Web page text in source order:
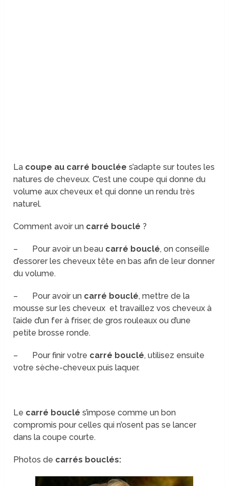
La coupe au carré bouclée s’adapte sur toutes les
natures de cheveux. C’est une coupe qui donne du
volume aux cheveux et qui donne un rendu très
naturel.
Comment avoir un carré bouclé ?
– Pour avoir un beau carré bouclé, on conseille
d’essorer les cheveux tête en bas afin de leur donner
du volume.
– Pour avoir un carré bouclé, mettre de la
mousse sur les cheveux et travaillez vos cheveux à
l’aide d’un fer à friser, de gros rouleaux ou d’une
petite brosse ronde.
– Pour finir votre carré bouclé, utilisez ensuite
votre sèche-cheveux puis laquer.
Le carré bouclé s’impose comme un bon
compromis pour celles qui n’osent pas se lancer
dans la coupe courte.
Photos de carrés bouclés: